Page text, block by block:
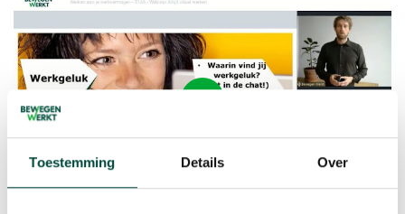
Toestemming Details Over
-43:54